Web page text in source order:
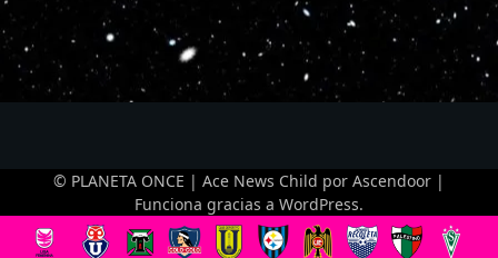
© PLANETA ONCE | Ace News Child por Ascendoor |
Funciona gracias a WordPress.